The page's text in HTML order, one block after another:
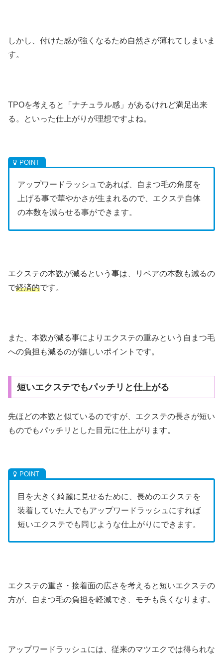
しかし、付けた感が強くなるため自然さが薄れてしまいま
す。
TPOを考えると「ナチュラル感」があるけれど満足出来
る。といった仕上がりが理想ですよね。
アップワードラッシュであれば、自まつ毛の角度を
上げる事で華やかさが生まれるので、エクステ自体
の本数を減らせる事ができます。
エクステの本数が減るという事は、リペアの本数も減るの
で経済的です。
また、本数が減る事によりエクステの重みという自まつ毛
への負担も減るのが嬉しいポイントです。
短いエクステでもパッチリと仕上がる
先ほどの本数と似ているのですが、エクステの長さが短い
ものでもパッチリとした目元に仕上がります。
目を大きく綺麗に見せるために、長めのエクステを
装着していた人でもアップワードラッシュにすれば
短いエクステでも同じような仕上がりにできます。
エクステの重さ・接着面の広さを考えると短いエクステの
方が、自まつ毛の負担を軽減でき、モチも良くなります。
アップワードラッシュには、従来のマツエクでは得られな